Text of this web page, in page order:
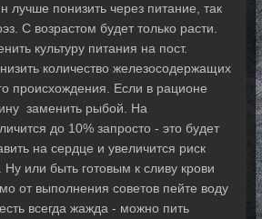
лучше понизить через питание, так
С возрастом будет только расти.
культуру питания на пост.
количество железосодержащих
происхождения. Если в рационе
заменить рыбой. На
до 10% запросто - это будет
на сердце и увеличится риск
или быть готовым к сливу крови
от выполнения советов пейте воду
всегда жажда - можно пить